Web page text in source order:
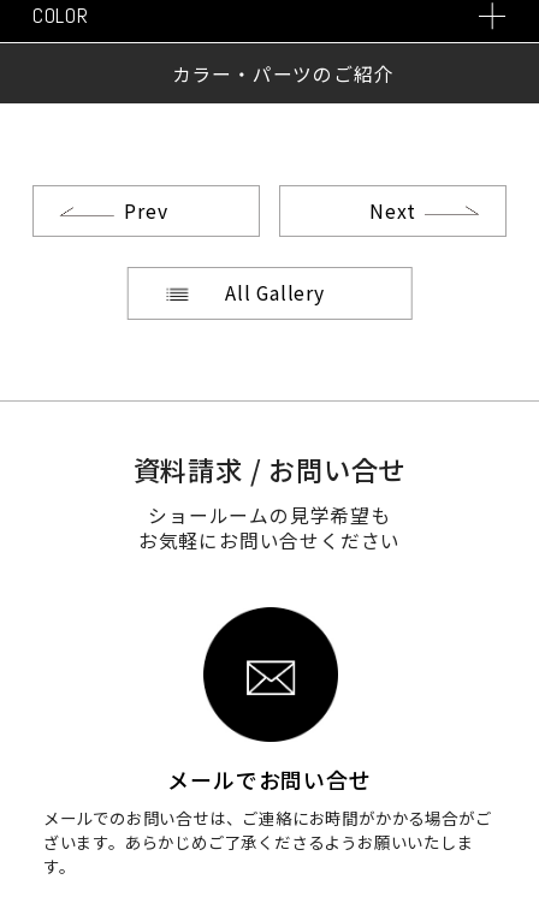
COLOR
カラー・パーツのご紹介
Prev
All Gallery
Next
資料請求 / お問い合せ
ショールームの見学希望も
お気軽にお問い合せください
メールでお問い合せ
メールでのお問い合せは、ご連絡にお時間がかかる場合がご
ざいます。 あらかじめご了承くださるようお願いいたしま
す。